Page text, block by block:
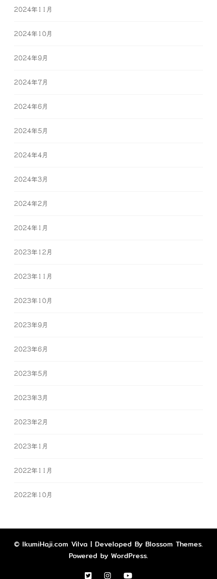
2024年11月
2024年10月
2024年9月
2024年7月
2024年6月
2024年5月
2024年4月
2024年3月
2024年2月
2024年1月
2023年12月
2023年11月
2023年10月
2023年9月
2023年6月
2023年5月
2023年3月
2023年2月
2023年1月
2022年11月
2022年10月
© IkumiHaji.com Vilva | Developed By Blossom Themes.
Powered by WordPress.